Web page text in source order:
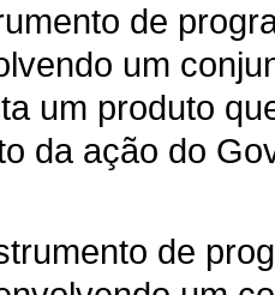
de
um
um produto
da ação do
de